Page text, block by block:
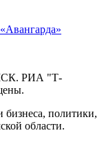
РИА "Т-
политики,
области.